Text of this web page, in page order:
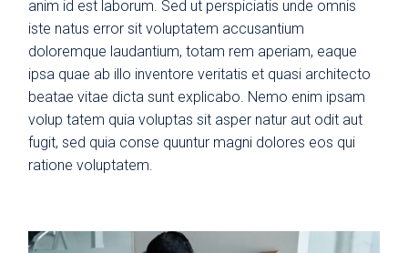
anim id est laborum. Sed ut perspiciatis unde omnis
iste natus error sit voluptatem accusantium
doloremque laudantium, totam rem aperiam, eaque
ipsa quae ab illo inventore veritatis et quasi architecto
beatae vitae dicta sunt explicabo. Nemo enim ipsam
volup tatem quia voluptas sit asper natur aut odit aut
fugit, sed quia conse quuntur magni dolores eos qui
ratione voluptatem.